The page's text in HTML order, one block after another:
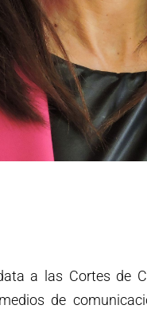
a las Cortes de
de